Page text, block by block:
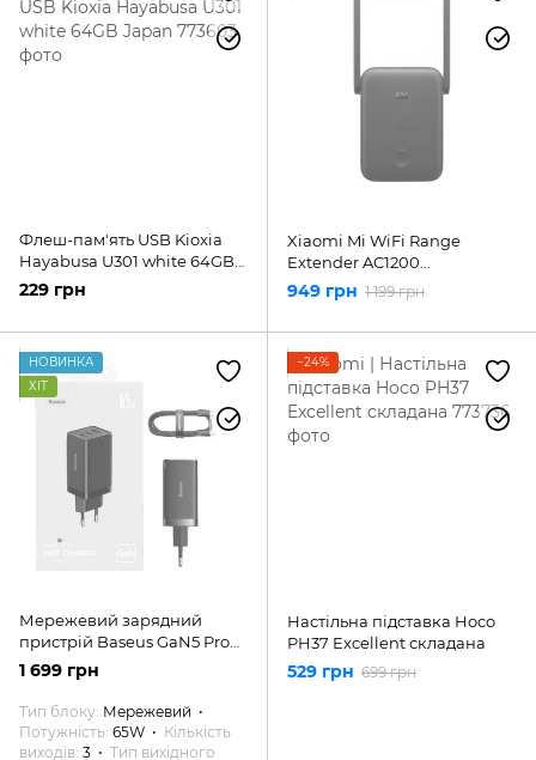
Флеш-пам'ять USB Kioxia
Hayabusa U301 white 64GB
Japan
229 грн
Xiaomi Mi WiFi Range
Extender AC1200
(DVB4270GL)
949 грн 1 199 грн
НОВИНКА
ХІТ
Мережевий зарядний
пристрій Baseus GaN5 Pro
Fast Charger 2C+U 65W Black
w/Type-C to Type-C
(CCGP120201)
1 699 грн
Тип блоку Мережевий
Потужність 65W
Кількість
виходів 3
Тип вихідного
−24%
Настільна підставка Hoco
PH37 Excellent складана
529 грн 699 грн